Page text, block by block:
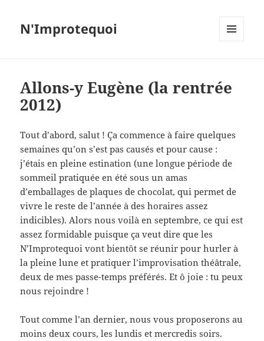
N'Improtequoi
Allons-y Eugène (la rentrée
2012)
Tout d’abord, salut ! Ça commence à faire quelques
semaines qu’on s’est pas causés et pour cause :
j’étais en pleine estination (une longue période de
sommeil pratiquée en été sous un amas
d’emballages de plaques de chocolat, qui permet de
vivre le reste de l’année à des horaires assez
indicibles). Alors nous voilà en septembre, ce qui est
assez formidable puisque ça veut dire que les
N’Improtequoi vont bientôt se réunir pour hurler à
la pleine lune et pratiquer l’improvisation théâtrale,
deux de mes passe-temps préférés. Et ô joie : tu peux
nous rejoindre !
Tout comme l’an dernier, nous vous proposerons au
moins deux cours, les lundis et mercredis soirs.